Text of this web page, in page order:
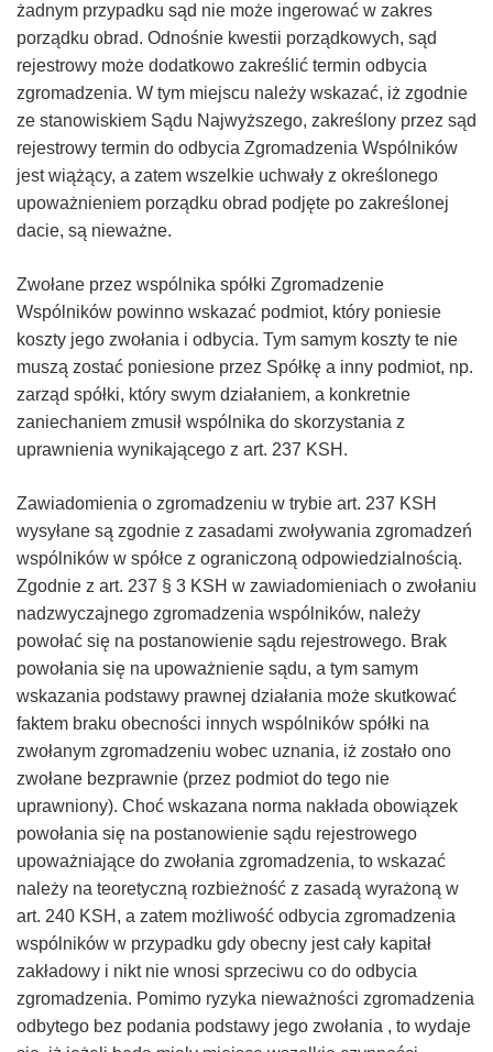
żadnym przypadku sąd nie może ingerować w zakres
porządku obrad. Odnośnie kwestii porządkowych, sąd
rejestrowy może dodatkowo zakreślić termin odbycia
zgromadzenia. W tym miejscu należy wskazać, iż zgodnie
ze stanowiskiem Sądu Najwyższego, zakreślony przez sąd
rejestrowy termin do odbycia Zgromadzenia Wspólników
jest wiążący, a zatem wszelkie uchwały z określonego
upoważnieniem porządku obrad podjęte po zakreślonej
dacie, są nieważne.
Zwołane przez wspólnika spółki Zgromadzenie
Wspólników powinno wskazać podmiot, który poniesie
koszty jego zwołania i odbycia. Tym samym koszty te nie
muszą zostać poniesione przez Spółkę a inny podmiot, np.
zarząd spółki, który swym działaniem, a konkretnie
zaniechaniem zmusił wspólnika do skorzystania z
uprawnienia wynikającego z art. 237 KSH.
Zawiadomienia o zgromadzeniu w trybie art. 237 KSH
wysyłane są zgodnie z zasadami zwoływania zgromadzeń
wspólników w spółce z ograniczoną odpowiedzialnością.
Zgodnie z art. 237 § 3 KSH w zawiadomieniach o zwołaniu
nadzwyczajnego zgromadzenia wspólników, należy
powołać się na postanowienie sądu rejestrowego. Brak
powołania się na upoważnienie sądu, a tym samym
wskazania podstawy prawnej działania może skutkować
faktem braku obecności innych wspólników spółki na
zwołanym zgromadzeniu wobec uznania, iż zostało ono
zwołane bezprawnie (przez podmiot do tego nie
uprawniony). Choć wskazana norma nakłada obowiązek
powołania się na postanowienie sądu rejestrowego
upoważniające do zwołania zgromadzenia, to wskazać
należy na teoretyczną rozbieżność z zasadą wyrażoną w
art. 240 KSH, a zatem możliwość odbycia zgromadzenia
wspólników w przypadku gdy obecny jest cały kapitał
zakładowy i nikt nie wnosi sprzeciwu co do odbycia
zgromadzenia. Pomimo ryzyka nieważności zgromadzenia
odbytego bez podania podstawy jego zwołania , to wydaje